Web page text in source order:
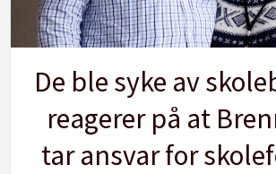
De ble syke av
reagerer på at
tar ansvar for